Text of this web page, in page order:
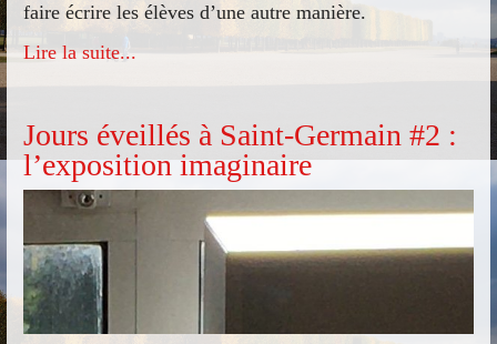
faire écrire les élèves d’une autre manière.
Lire la suite...
Jours éveillés à Saint-Germain #2 :
l’exposition imaginaire